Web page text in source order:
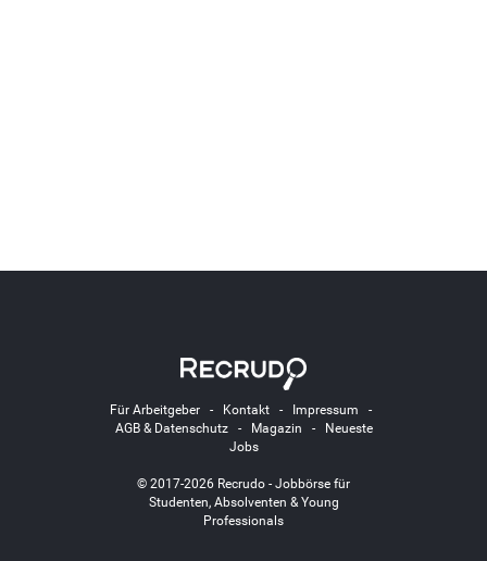
Für Arbeitgeber- Kontakt- Impressum -
AGB & Datenschutz- Magazin -
Neueste
Jobs
© 2017-2026 Recrudo - Jobbörse für
Studenten, Absolventen & Young
Professionals